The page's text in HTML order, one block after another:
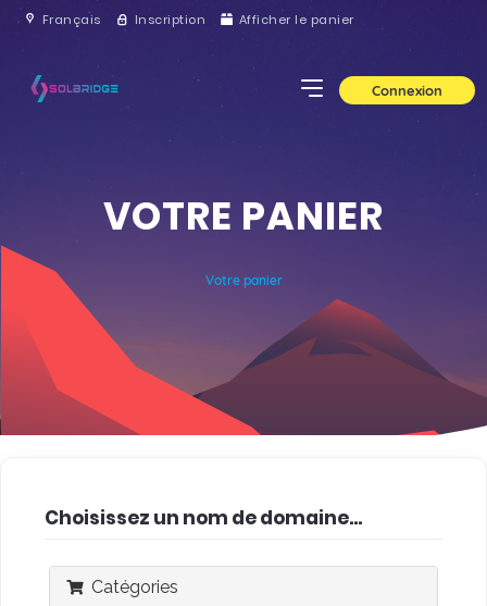
Français Inscription Afficher le panier
Connexion
VOTRE PANIER
Votre panier
Choisissez un nom de domaine...
Catégories